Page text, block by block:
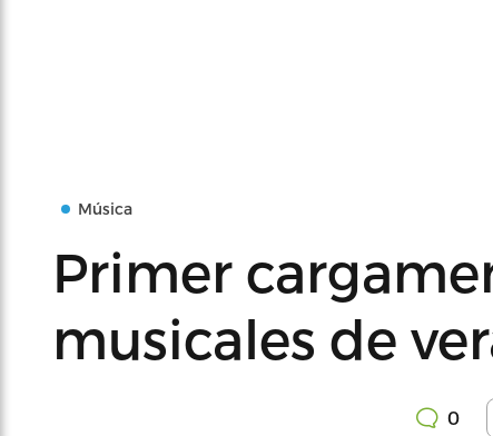
Música
Primer
musicales de
0